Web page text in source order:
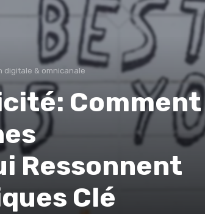
digitale & omnicanale
Comment
Ressonnent
Clé